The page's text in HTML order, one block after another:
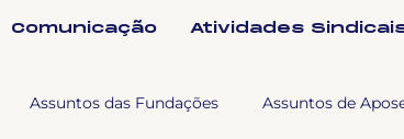
Comunicação Atividades
Assuntos das Fundações Assuntos de